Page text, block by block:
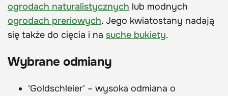
ogrodach naturalistycznych lub modnych
ogrodach preriowych. Jego kwiatostany nadają
się także do cięcia i na suche bukiety.
Wybrane odmiany
'Goldschleier' – wysoka odmiana o